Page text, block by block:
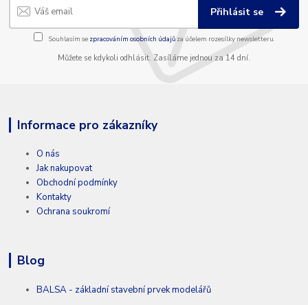
Přihlásit se
Souhlasím se zpracováním osobních údajůza účelem rozesílky newsletteru.
Můžete se kdykoli odhlásit. Zasíláme jednou za 14 dní.
Informace pro zákazníky
O nás
Jak nakupovat
Obchodní podmínky
Kontakty
Ochrana soukromí
Blog
BALSA - základní stavební prvek modelářů